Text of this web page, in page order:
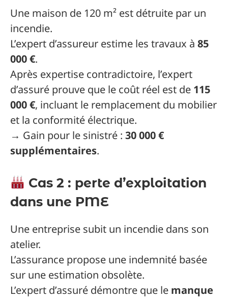
Une maison de 120 m² est détruite par un
incendie.
L’expert d’assureur estime les travaux à 85
000 €.
Après expertise contradictoire, l’expert
d’assuré prouve que le coût réel est de 115
000 €, incluant le remplacement du mobilier
et la conformité électrique.
→ Gain pour le sinistré : 30 000 €
supplémentaires.
Cas 2 : perte d’exploitation
dans une PME
Une entreprise subit un incendie dans son
atelier.
L’assurance propose une indemnité basée
sur une estimation obsolète.
L’expert d’assuré démontre que le manque